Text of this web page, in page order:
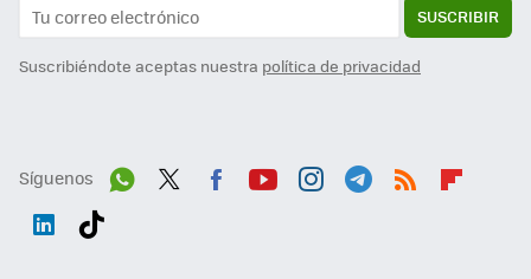
SUSCRIBIR
Suscribiéndote aceptas nuestra política de privacidad
Síguenos